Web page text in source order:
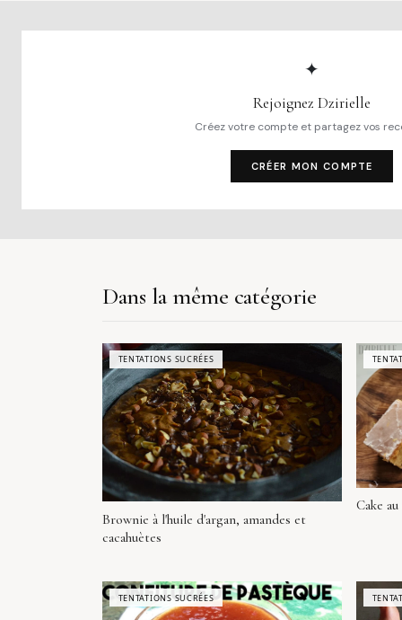
✦
Rejoignez Dzirielle
Créez votre compte et partagez vos
CRÉER MON COMPTE
Dans la même catégorie
TENTATIONS SUCRÉES
Brownie à l'huile d'argan, amandes et
cacahuètes
Cake
TENTATIONS SUCRÉES